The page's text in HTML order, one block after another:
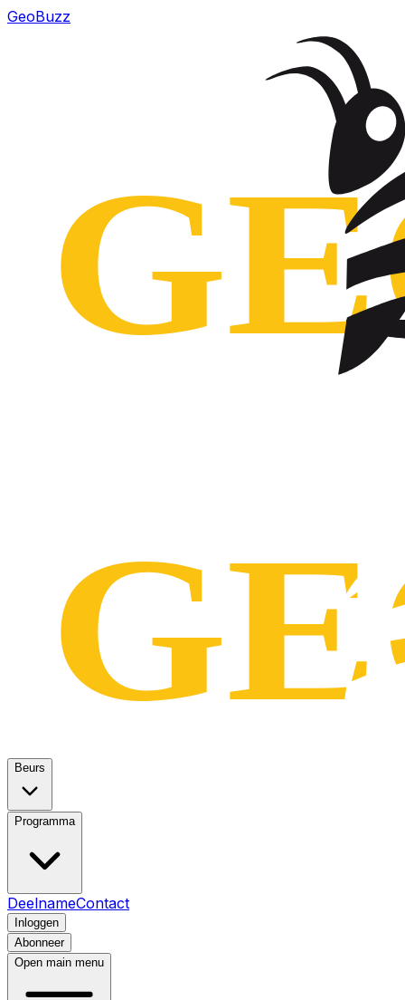
GeoBuzz
Beurs
Programma
DeelnameContact
Inloggen
Abonneer
Open main menu